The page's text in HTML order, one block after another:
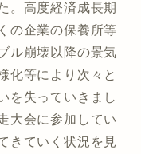
。高度経済成長期
の企業の保養所等
ル崩壊以降の景気
化等により次々と
を失っていきまし
大会に参加してい
きていく状況を見